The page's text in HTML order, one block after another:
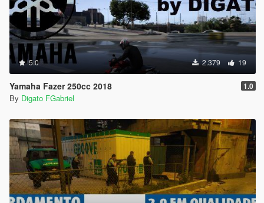
5.0 2.379 19
Yamaha Fazer 250cc 2018 1.0
By Digato FGabriel